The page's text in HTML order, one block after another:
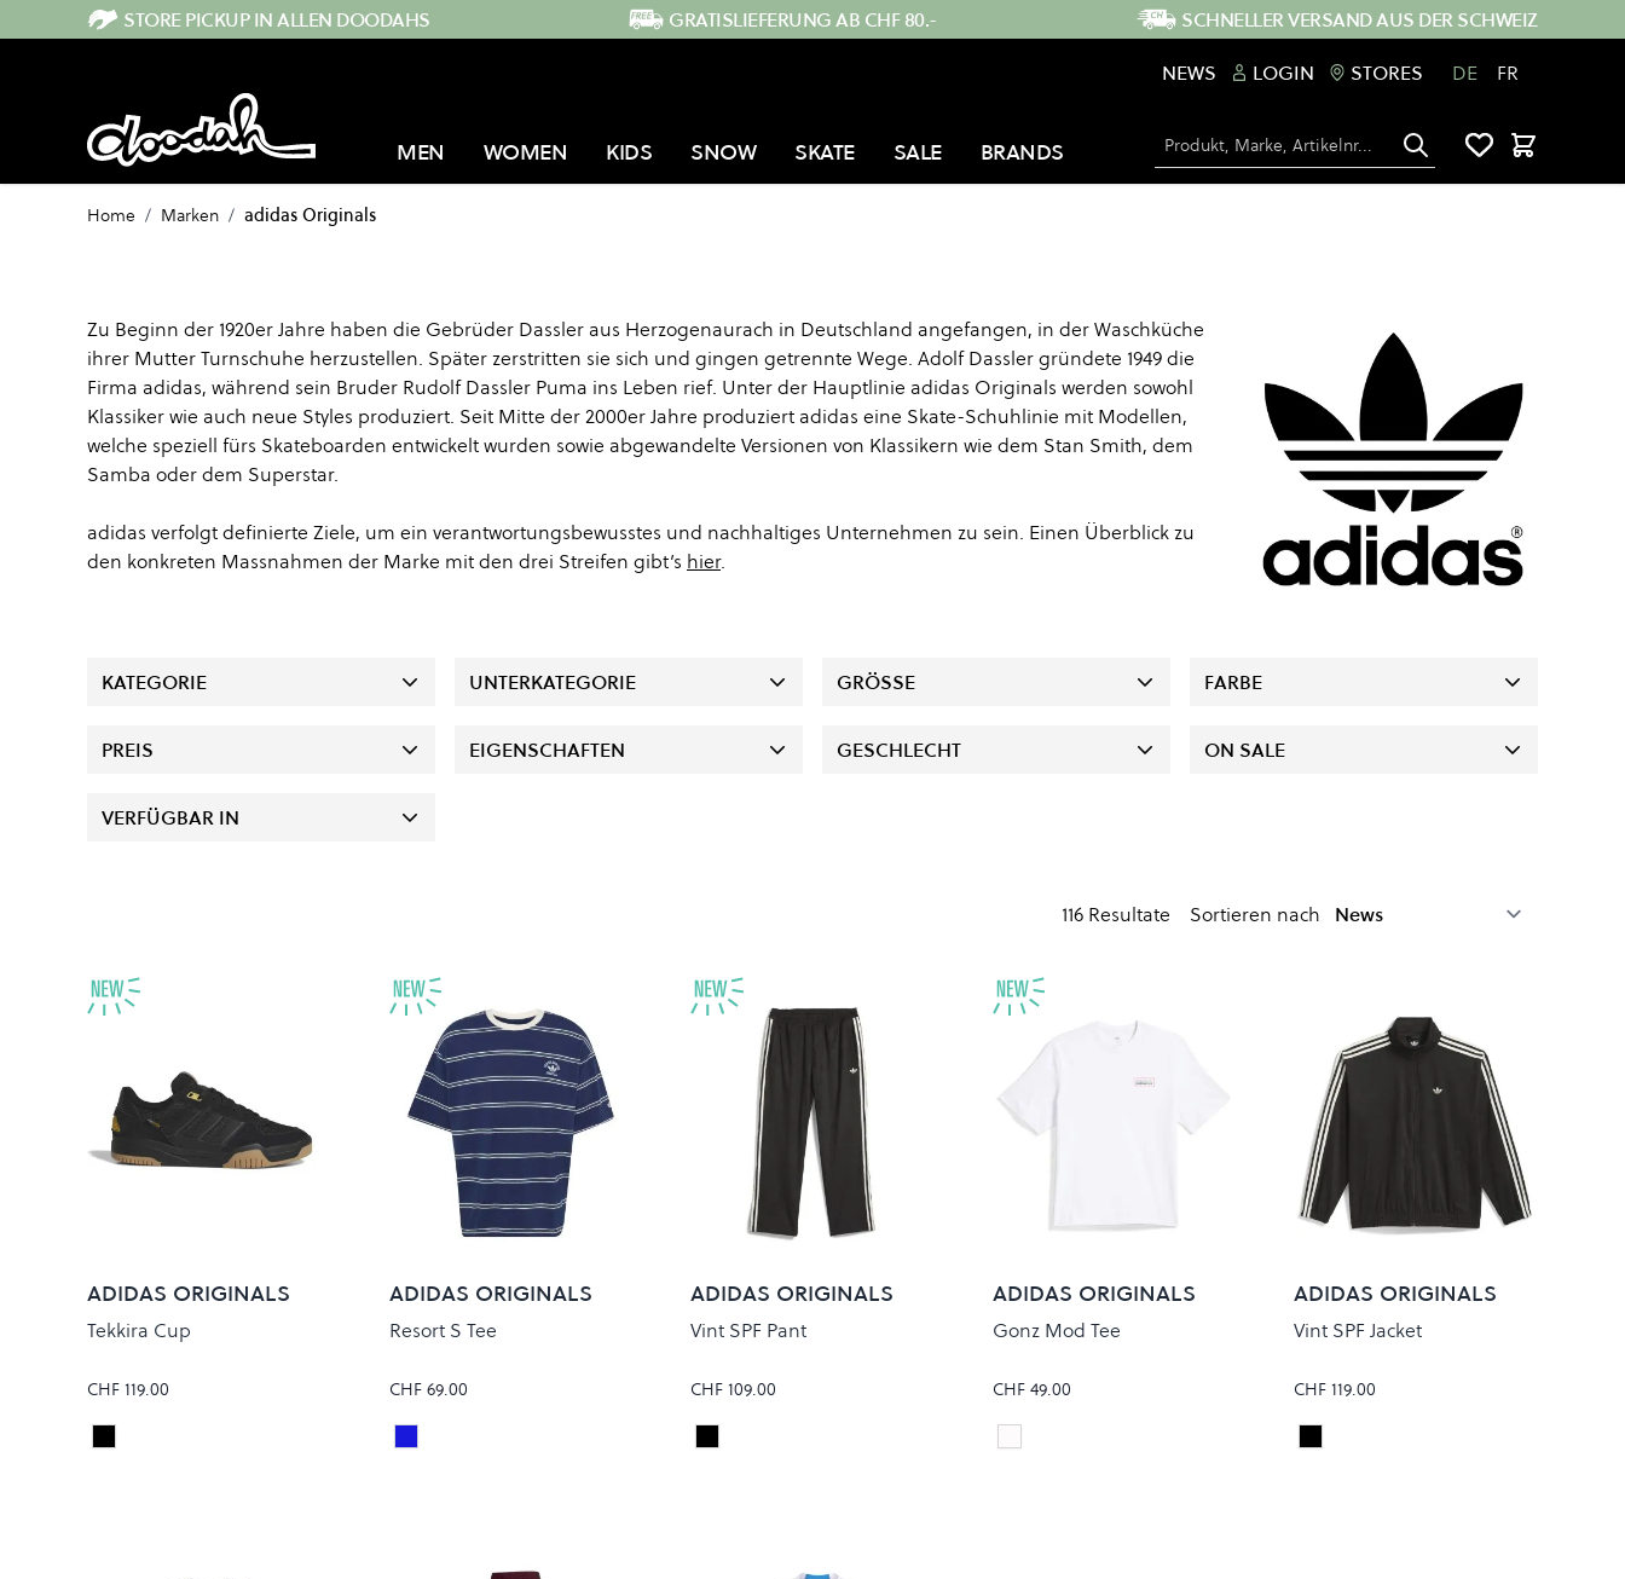
Direkt zum InhaltSTORE PICKUP IN ALLEN DOODAHS GRATISLIEFERUNG AB CHF 80.-
SCHNELLER VERSAND AUS DER SCHWEIZ
NEWS
LOGIN STORES DE FR
MEN WOMEN KIDS SNOW SKATE SALE BRANDS Suche Warenkorb
Home / Marken / adidas Originals
Zu Beginn der 1920er Jahre haben die Gebrüder Dassler aus Herzogenaurach in Deutschland angefangen, in der Waschküche
ihrer Mutter Turnschuhe herzustellen. Später zerstritten sie sich und gingen getrennte Wege. Adolf Dassler gründete 1949 die
Firma adidas, während sein Bruder Rudolf Dassler Puma ins Leben rief. Unter der Hauptlinie adidas Originals werden sowohl
Klassiker wie auch neue Styles produziert. Seit Mitte der 2000er Jahre produziert adidas eine Skate-Schuhlinie mit Modellen,
welche speziell fürs Skateboarden entwickelt wurden sowie abgewandelte Versionen von Klassikern wie dem Stan Smith, dem
Samba oder dem Superstar.
adidas verfolgt definierte Ziele, um ein verantwortungsbewusstes und nachhaltiges Unternehmen zu sein. Einen Überblick zu
den konkreten Massnahmen der Marke mit den drei Streifen gibt’s hier.
KATEGORIE UNTERKATEGORIE GRÖSSE FARBE
PREIS EIGENSCHAFTEN GESCHLECHT ON SALE
VERFÜGBAR IN
116 Resultate Sortieren nach
ADIDAS ORIGINALS
Tekkira Cup
CHF 119.00
Colour
CARBON/CARBON
ADIDAS ORIGINALS
Resort S Tee
CHF 69.00
Colour
NINDIG/OFF WHITE
ADIDAS ORIGINALS
Vint SPF Pant
CHF 109.00
Colour
BLACK/CREWHT
ADIDAS ORIGINALS
Gonz Mod Tee
CHF 49.00
Colour
white
ADIDAS ORIGINALS
Vint SPF Jacket
CHF 119.00
Colour
BLACK/CREWHT